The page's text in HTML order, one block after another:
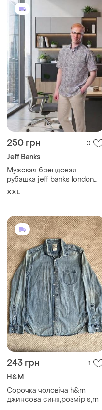
250 грн 0
Jeff Banks
Мужская брендовая
рубашка jeff banks london
(xxl) с коротким рукавом в
XXL
243 грн 1
H&M
Сорочка чоловіча h&m
джинсова синя,розмір s,m